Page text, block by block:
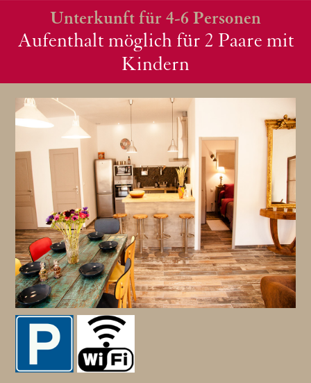
Unterkunft für 4-6 Personen
Aufenthalt möglich für 2 Paare mit
Kindern